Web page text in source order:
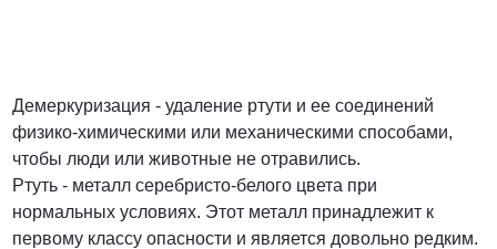
Договорная
ПОЗВОНИТЬ
Демеркуризация - удаление ртути и ее соединений
физико-химическими или механическими способами,
чтобы люди или животные не отравились.
Ртуть - металл серебристо-белого цвета при
нормальных условиях. Этот металл принадлежит к
первому классу опасности и является довольно редким.